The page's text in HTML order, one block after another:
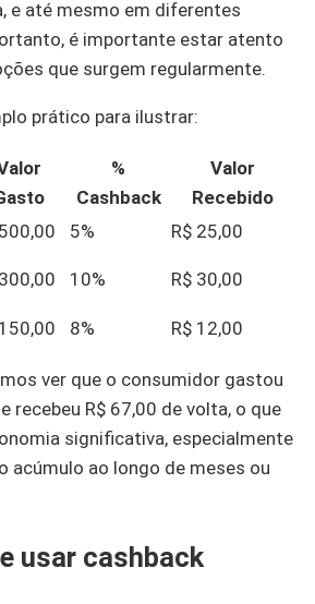
e até mesmo em diferentes
é importante estar atento
que surgem regularmente.
prático para ilustrar:
%
Cashback
Valor
Recebido
5%
R$ 25,00
10% R$ 30,00
8% R$ 12,00
ver que o consumidor gastou
recebeu R$ 67,00 de volta, o que
significativa, especialmente
acúmulo ao longo de meses ou
usar cashback